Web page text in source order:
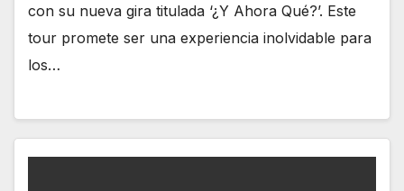
con su nueva gira titulada ‘¿Y Ahora Qué?’. Este
tour promete ser una experiencia inolvidable para
los…